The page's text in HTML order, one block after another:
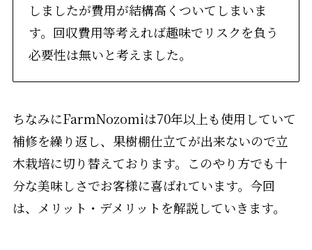
しましたが費用が結構高くついてしまいま
す。回収費用等考えれば趣味でリスクを負う
必要性は無いと考えました。
ちなみにFarmNozomiは70年以上も使用していて
補修を繰り返し、果樹棚仕立てが出来ないので立
木栽培に切り替えております。このやり方でも十
分な美味しさでお客様に喜ばれています。今回
は、メリット・デメリットを解説していきます。